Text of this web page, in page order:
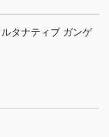
タナティブ ガンゲ